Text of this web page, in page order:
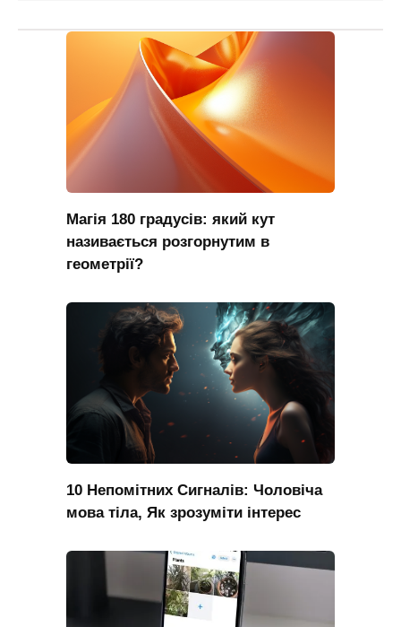
Магія 180 градусів: який кут
називається розгорнутим в
геометрії?
10 Непомітних Сигналів: Чоловіча
мова тіла, Як зрозуміти інтерес